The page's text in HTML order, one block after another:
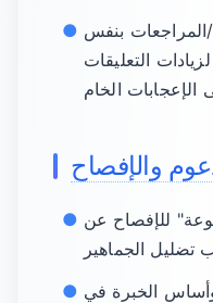
المراجعات بنفس
التعليقات
والإفصاح
للإفصاح عن
الخبرة في